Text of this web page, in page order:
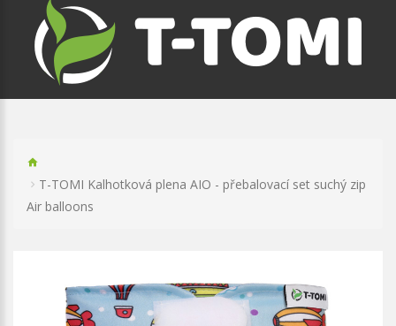
T-TOMI Kalhotková plena AIO - přebalovací set suchý zip
Air balloons